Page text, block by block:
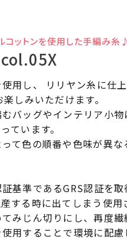
コットンを使用した手編み糸♪
col.05X
用し、 リリヤン糸に仕
しみいただけます。
バッグやインテリア小
ています。
て色の順番や色味が異な
基準であるGRS認証を
する時に出てしまう使用
みじん切りにし、再度
用することで環境に配慮